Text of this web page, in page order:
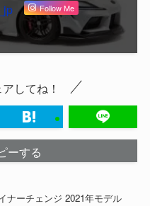
Follow Me
してね！
ーする
ナーチェンジ 2021年モデル